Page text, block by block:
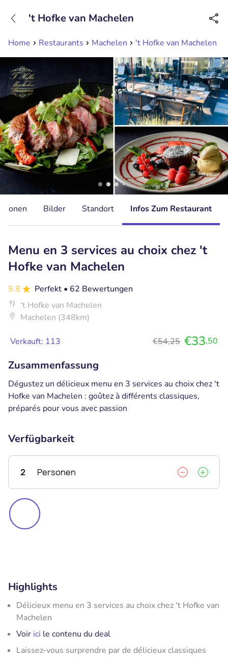
Erreichbar bis 23:00 Uhr
Home Restaurants Machelen 't Hofke van Machelen
't Hofke van Machelen
Bilder Standort Infos Zum Restaurant
Menu en 3 services au choix chez 't
Hofke van Machelen
9.8 Perfekt • 62 Bewertungen
't Hofke van Machelen
Machelen (348km)
Verkauft: 113 €54,25 €33,50
Zusammenfassung
Dégustez un délicieux menu en 3 services au choix chez 't
Hofke van Machelen : goûtez à différents classiques,
préparés pour vous avec passion
Verfügbarkeit
2 Personen
Highlights
Délicieux menu en 3 services au choix chez 't Hofke van
Machelen
Voir ici le contenu du deal
Laissez-vous surprendre par de délicieux classiques